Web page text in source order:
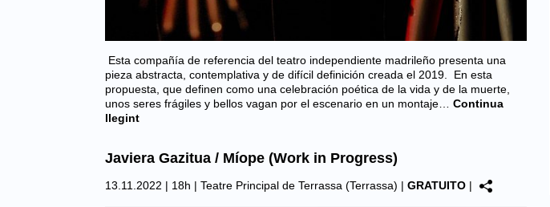
Esta compañía de referencia del teatro independiente madrileño presenta una
pieza abstracta, contemplativa y de difícil definición creada el 2019. En esta
propuesta, que definen como una celebración poética de la vida y de la muerte,
unos seres frágiles y bellos vagan por el escenario en un montaje…
Continua
llegint
Javiera Gazitua / Míope (Work in Progress)
13.11.2022 | 18h | Teatre Principal de Terrassa (Terrassa) | GRATUITO |